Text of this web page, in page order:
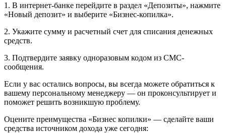
1. В интернет-банке перейдите в раздел «Депозиты», нажмите
«Новый депозит» и выберите «Бизнес-копилка».
2. Укажите сумму и расчетный счет для списания денежных
средств.
3. Подтвердите заявку одноразовым кодом из СМС-
сообщения.
Если у вас остались вопросы, вы всегда можете обратиться к
вашему персональному менеджеру — он проконсультирует и
поможет решить возникшую проблему.
Оцените преимущества «Бизнес копилки» — сделайте ваши
средства источником дохода уже сегодня: